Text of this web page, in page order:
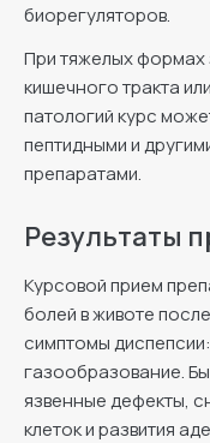
биорегуляторов.
При тяжелых
кишечного тракта
патологий курс
пептидными и
препаратами.
Результаты
Курсовой прием
болей в животе
симптомы
газообразование.
язвенные дефекты,
клеток и развития